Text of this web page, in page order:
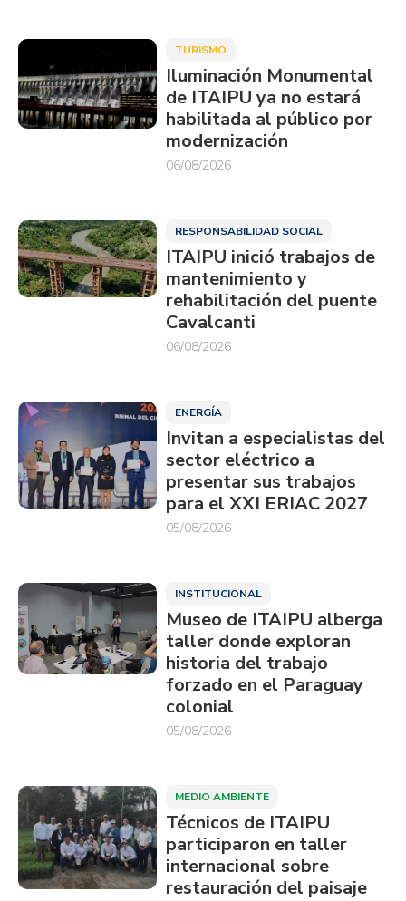
TURISMO
Iluminación Monumental
de ITAIPU ya no estará
habilitada al público por
modernización
06/08/2026
RESPONSABILIDAD SOCIAL
ITAIPU inició trabajos de
mantenimiento y
rehabilitación del puente
Cavalcanti
06/08/2026
ENERGÍA
Invitan a especialistas del
sector eléctrico a
presentar sus trabajos
para el XXI ERIAC 2027
05/08/2026
INSTITUCIONAL
Museo de ITAIPU alberga
taller donde exploran
historia del trabajo
forzado en el Paraguay
colonial
05/08/2026
MEDIO AMBIENTE
Técnicos de ITAIPU
participaron en taller
internacional sobre
restauración del paisaje